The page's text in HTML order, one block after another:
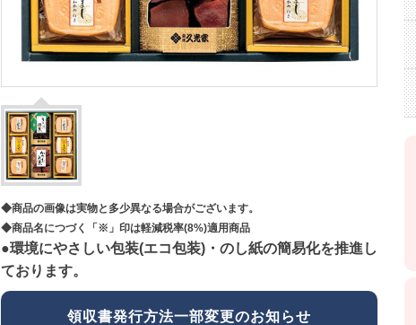
◆商品の画像は実物と多少異なる場合がございます。
◆商品名につづく「※」印は軽減税率(8%)適用商品
●環境にやさしい包装(エコ包装)・のし紙の簡易化を推進し
ております。
領収書発行方法一部変更のお知らせ